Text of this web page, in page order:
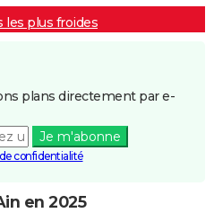
les plus froides
plans directement par e-
Je m'abonne
confidentialité
en 2025